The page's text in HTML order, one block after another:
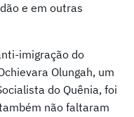
e em outras
imigração do
Olungah, um
do Quênia, foi
não faltaram